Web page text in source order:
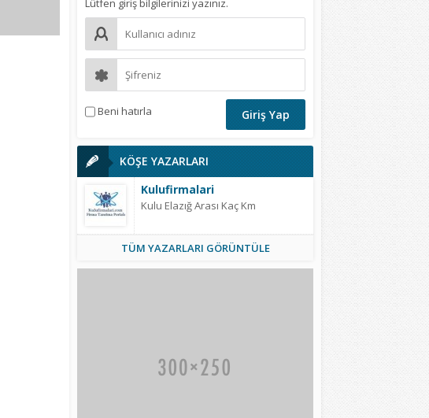
Lütfen giriş bilgilerinizi yazınız.
Beni hatırla
KÖŞE YAZARLARI
Kulufirmalari
Kulu Elazığ Arası Kaç Km
TÜM YAZARLARI GÖRÜNTÜLE